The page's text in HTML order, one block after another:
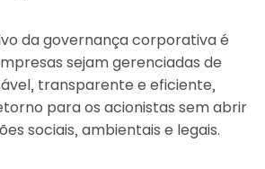
da governança corporativa é
sejam gerenciadas de
transparente e eficiente,
para os acionistas sem abrir
sociais, ambientais e legais.